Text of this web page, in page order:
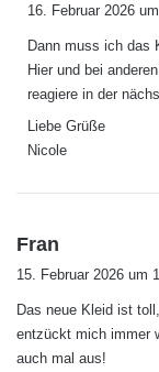
t
:
16. Februar 2026
Dann muss ich das
Hier und bei
reagiere in der
Liebe Grüße
Nicole
Fran
t
:
15. Februar 2026 um
Das neue Kleid ist
entzückt mich immer
auch mal aus!